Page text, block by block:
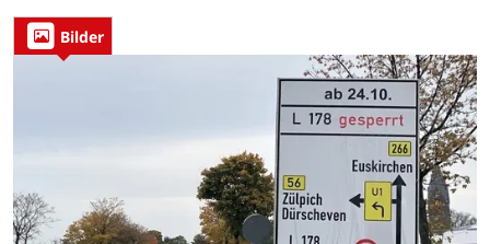
Bilder